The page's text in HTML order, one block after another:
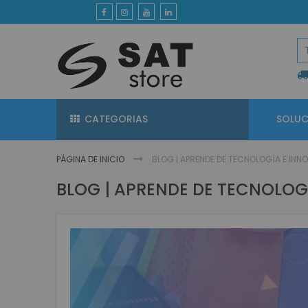
contenido
CATEGORIAS
PÁGINA DE INICIO BLOG | APRENDE DE TECNOLOGÍA E
BLOG | APRENDE DE